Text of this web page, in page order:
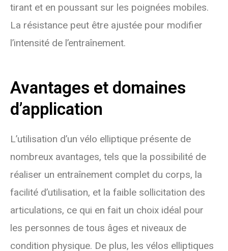
tirant et en poussant sur les poignées mobiles.
La résistance peut être ajustée pour modifier
l’intensité de l’entraînement.
Avantages et domaines
d’application
L’utilisation d’un vélo elliptique présente de
nombreux avantages, tels que la possibilité de
réaliser un entraînement complet du corps, la
facilité d’utilisation, et la faible sollicitation des
articulations, ce qui en fait un choix idéal pour
les personnes de tous âges et niveaux de
condition physique. De plus, les vélos elliptiques